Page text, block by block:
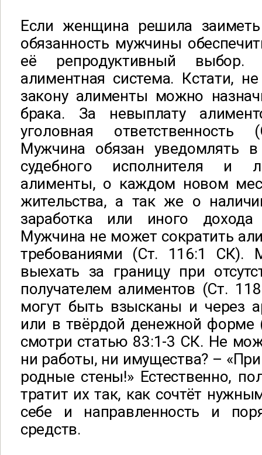
Если женщина решила
обязанность мужчины
её репродуктивный
алиментная система. Кстати,
закону алименты можно
брака. За невыплату
уголовная
Мужчина обязан уведомлять
судебного исполнителя и
алименты, о каждом новом
жительства, а так же о
заработка или иного
Мужчина не может сократить
требованиями (Ст. 116:1 СК).
выехать за границу при
получателем алиментов (Ст.
могут быть взысканы и через
или в твёрдой денежной
смотри статью 83:1-3 СК. Не
ни работы, ни имущества? –
родные стены!» Естественно,
тратит их так, как сочтёт
себе и направленность и
средств.